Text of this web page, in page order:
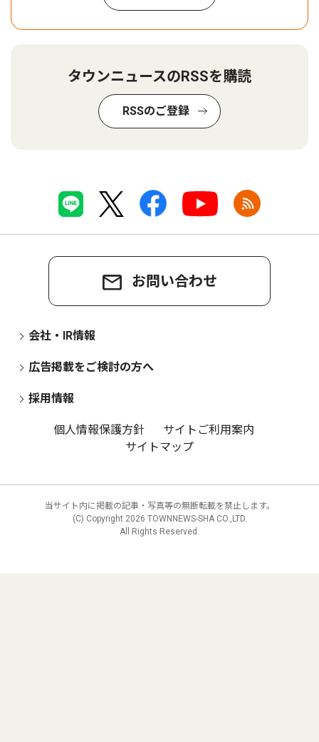
タウンニュースのRSSを購読
RSSのご登録
お問い合わせ
会社・IR情報
広告掲載をご検討の方へ
採用情報
個人情報保護方針
サイトご利用案内
サイトマップ
当サイト内に掲載の記事・写真等の無断転載を禁止します。
(C) Copyright 2026 TOWNNEWS-SHA CO.,LTD.
All Rights Reserved.